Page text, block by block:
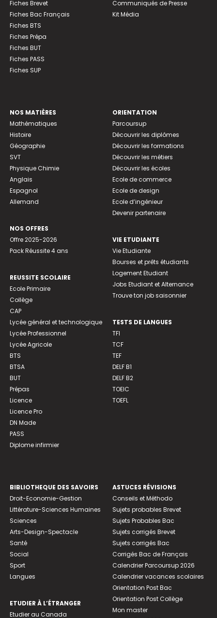
Fiches Brevet
Fiches Bac Français
Fiches BTS
Fiches Prépa
Fiches BUT
Fiches PASS
Fiches SUP
Communiqués de Presse
Kit Média
NOS MATIÈRES
Mathématiques
Histoire
Géographie
SVT
Physique Chimie
Anglais
Espagnol
Allemand
NOS OFFRES
Offre 2025-2026
Pack Réussite 4 ans
REUSSITE SCOLAIRE
Ecole Primaire
Collège
CAP
Lycée général et technologique
Lycée Professionnel
Lycée Agricole
BTS
BTSA
BUT
Prépas
Licence
Licence Pro
DN Made
PASS
Diplome infirmier
ORIENTATION
Parcoursup
Découvrir les diplômes
Découvrir les formations
Découvrir les métiers
Découvrir les écoles
Ecole de commerce
Ecole de design
Ecole d’ingénieur
Devenir partenaire
VIE ETUDIANTE
Vie Etudiante
Bourses et prêts étudiants
Logement Etudiant
Jobs Etudiant et Alternance
Trouve ton job saisonnier
TESTS DE LANGUES
TFI
TCF
TEF
DELF B1
DELF B2
TOEIC
TOEFL
BIBLIOTHEQUE DES SAVOIRS
Droit-Economie-Gestion
Littérature-Sciences Humaines
Sciences
Arts-Design-Spectacle
Santé
Social
Sport
Langues
ETUDIER À L’ÉTRANGER
Etudier au Canada
ASTUCES RÉVISIONS
Conseils et Méthodo
Sujets probables Brevet
Sujets Probables Bac
Sujets corrigés Brevet
Sujets corrigés Bac
Corrigés Bac de Français
Calendrier Parcoursup 2026
Calendrier vacances scolaires
Orientation Post Bac
Orientation Post Collège
Mon master